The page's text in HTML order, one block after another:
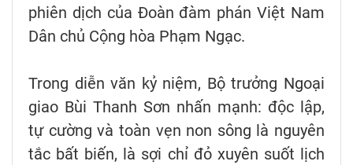
phiên dịch của Đoàn đàm phán Việt Nam
Dân chủ Cộng hòa Phạm Ngạc.
Trong diễn văn kỷ niệm, Bộ trưởng Ngoại
giao Bùi Thanh Sơn nhấn mạnh: độc lập,
tự cường và toàn vẹn non sông là nguyên
tắc bất biến, là sợi chỉ đỏ xuyên suốt lịch